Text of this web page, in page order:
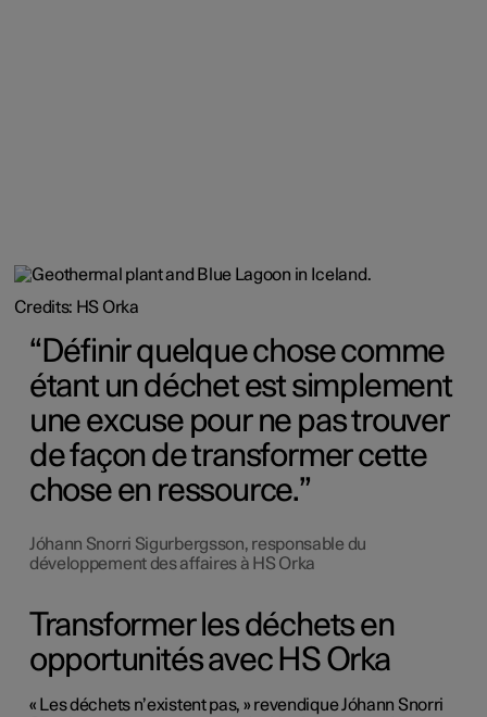
Credits: HS Orka
Définir quelque chose comme
étant un déchet est simplement
une excuse pour ne pas trouver
de façon de transformer cette
chose en ressource.
Jóhann Snorri Sigurbergsson, responsable du
développement des affaires à HS Orka
Transformer les déchets en
opportunités avec HS Orka
« Les déchets n’existent pas, » revendique Jóhann Snorri